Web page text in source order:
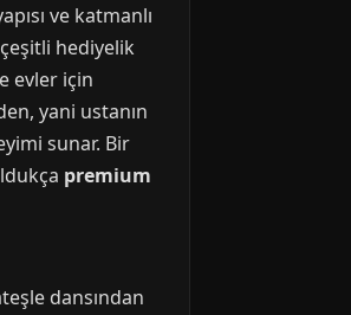
ve katmanlı
hediyelik
evler için
yani ustanın
sunar. Bir
premium
dansından